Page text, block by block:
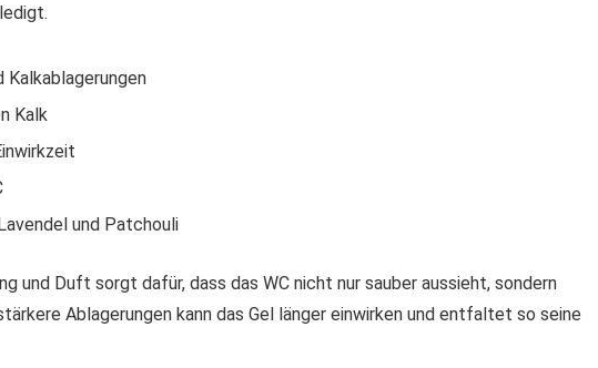
Kalk
und Patchouli
und Duft sorgt dafür, dass das WC nicht nur sauber aussieht, sondern
Ablagerungen kann das Gel länger einwirken und entfaltet so seine